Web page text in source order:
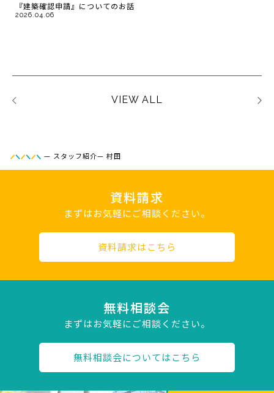
『建築確認申請』についてのお話
2026.04.06
VIEW ALL
— スタッフ紹介— 村田
資料請求
まずはお気軽にご相談ください。
資料請求はこちら
無料相談会
まずはお気軽にご相談ください。
無料相談会についてはこちら